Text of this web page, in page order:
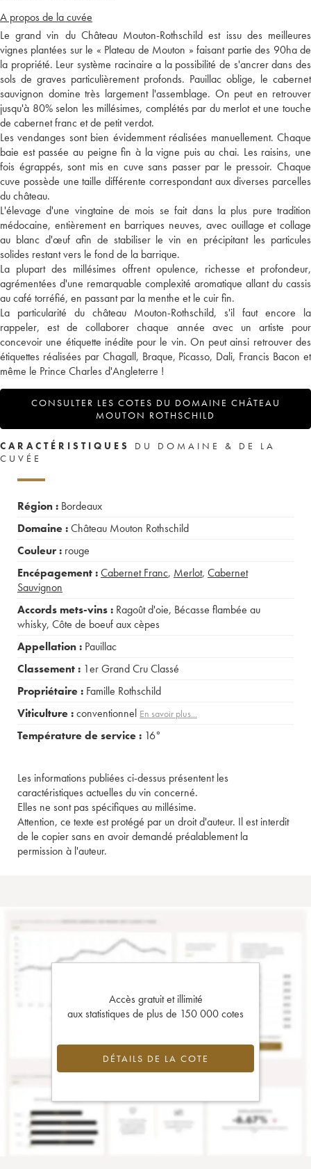
A propos de la cuvée
Le grand vin du Château Mouton-Rothschild est issu des meilleures
vignes plantées sur le « Plateau de Mouton » faisant partie des 90ha de
la propriété. Leur système racinaire a la possibilité de s'ancrer dans des
sols de graves particulièrement profonds. Pauillac oblige, le cabernet
sauvignon domine très largement l'assemblage. On peut en retrouver
jusqu'à 80% selon les millésimes, complétés par du merlot et une touche
de cabernet franc et de petit verdot.
Les vendanges sont bien évidemment réalisées manuellement. Chaque
baie est passée au peigne fin à la vigne puis au chai. Les raisins, une
fois égrappés, sont mis en cuve sans passer par le pressoir. Chaque
cuve possède une taille différente correspondant aux diverses parcelles
du château.
L'élevage d'une vingtaine de mois se fait dans la plus pure tradition
médocaine, entièrement en barriques neuves, avec ouillage et collage
au blanc d'œuf afin de stabiliser le vin en précipitant les particules
solides restant vers le fond de la barrique.
La plupart des millésimes offrent opulence, richesse et profondeur,
agrémentées d'une remarquable complexité aromatique allant du cassis
au café torréfié, en passant par la menthe et le cuir fin.
La particularité du château Mouton-Rothschild, s'il faut encore la
rappeler, est de collaborer chaque année avec un artiste pour
concevoir une étiquette inédite pour le vin. On peut ainsi retrouver des
étiquettes réalisées par Chagall, Braque, Picasso, Dali, Francis Bacon et
même le Prince Charles d'Angleterre !
CONSULTER LES COTES DU DOMAINE CHÂTEAU
MOUTON ROTHSCHILD
CARACTÉRISTIQUES
DU DOMAINE & DE LA
CUVÉE
Région : Bordeaux
Domaine :Château Mouton Rothschild
Couleur : rouge
Encépagement :Cabernet Franc, Merlot, Cabernet
Sauvignon
Accords mets-vins : Ragoût d'oie, Bécasse flambée au
whisky, Côte de boeuf aux cèpes
Appellation : Pauillac
Classement : 1er Grand Cru Classé
Propriétaire : Famille Rothschild
Viticulture :conventionnel En savoir plus...
Température de service : 16°
Les informations publiées ci-dessus présentent les
caractéristiques actuelles du vin concerné.
Elles ne sont pas spécifiques au millésime.
Attention, ce texte est protégé par un droit d'auteur. Il est interdit
de le copier sans en avoir demandé préalablement la
permission à l'auteur.
Accès gratuit et illimité
aux statistiques de plus de 150 000 cotes
DÉTAILS DE LA COTE